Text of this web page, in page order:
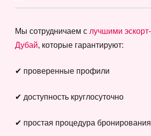
Мы сотрудничаем с лучшими
Дубай, которые гарантируют:
✔ проверенные профили
✔ доступность круглосуточно
✔ простая процедура бронирования